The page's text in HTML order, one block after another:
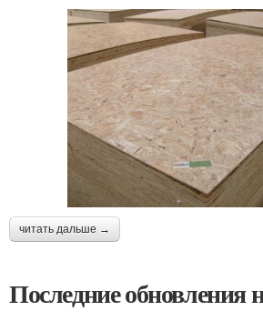
читать дальше →
Последние обновления